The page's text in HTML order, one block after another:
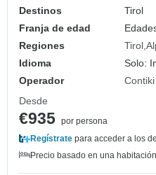
Destinos
Tirol
Franja de edad
Regiones
Tirol
Idioma
Solo:
Operador
Contiki
Desde
€935 por persona
Regístrate para acceder a los
Precio basado en una